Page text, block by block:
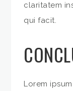
claritatem
qui facit.
Lorem